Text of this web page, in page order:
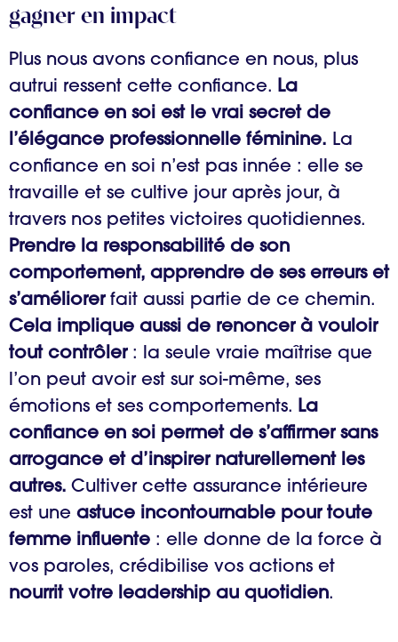
gagner en impact
Plus nous avons confiance en nous, plus
autrui ressent cette confiance. La
confiance en soi est le vrai secret de
l’élégance professionnelle féminine. La
confiance en soi n’est pas innée : elle se
travaille et se cultive jour après jour, à
travers nos petites victoires quotidiennes.
Prendre la responsabilité de son
comportement, apprendre de ses erreurs et
s’améliorerfait aussi partie de ce chemin.
Cela implique aussi de renoncer à vouloir
tout contrôler : la seule vraie maîtrise que
l’on peut avoir est sur soi-même, ses
émotions et ses comportements. La
confiance en soi permet de s’affirmer sans
arrogance et d’inspirer naturellement les
autres. Cultiver cette assurance intérieure
est une astuce incontournable pour toute
femme influente : elle donne de la force à
vos paroles, crédibilise vos actions et
nourrit votre leadership au quotidien.